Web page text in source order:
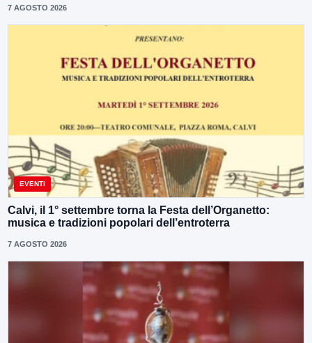
7 AGOSTO 2026
EVENTI
Calvi, il 1° settembre torna la Festa dell’Organetto:
musica e tradizioni popolari dell’entroterra
7 AGOSTO 2026